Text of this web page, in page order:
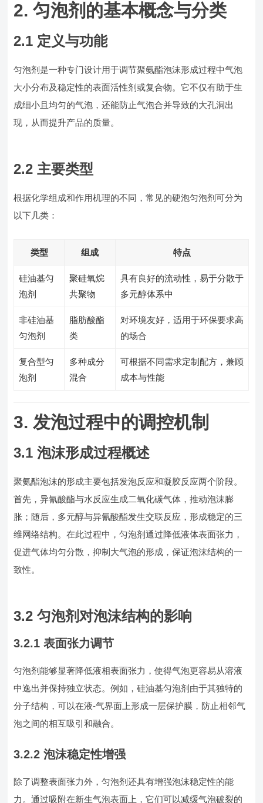
2. 匀泡剂的基本概念与分类
2.1 定义与功能
匀泡剂是一种专门设计用于调节聚氨酯泡沫形成过程中气泡
大小分布及稳定性的表面活性剂或复合物。它不仅有助于生
成细小且均匀的气泡，还能防止气泡合并导致的大孔洞出
现，从而提升产品的质量。
2.2 主要类型
根据化学组成和作用机理的不同，常见的硬泡匀泡剂可分为
以下几类：
类型 组成 特点
硅油基匀
泡剂
聚硅氧烷
共聚物
具有良好的流动性，易于分散于
多元醇体系中
非硅油基
匀泡剂
脂肪酸酯
类
对环境友好，适用于环保要求高
的场合
复合型匀
泡剂
多种成分
混合
可根据不同需求定制配方，兼顾
成本与性能
3. 发泡过程中的调控机制
3.1 泡沫形成过程概述
聚氨酯泡沫的形成主要包括发泡反应和凝胶反应两个阶段。
首先，异氰酸酯与水反应生成二氧化碳气体，推动泡沫膨
胀；随后，多元醇与异氰酸酯发生交联反应，形成稳定的三
维网络结构。在此过程中，匀泡剂通过降低液体表面张力，
促进气体均匀分散，抑制大气泡的形成，保证泡沫结构的一
致性。
3.2 匀泡剂对泡沫结构的影响
3.2.1 表面张力调节
匀泡剂能够显著降低液相表面张力，使得气泡更容易从溶液
中逸出并保持独立状态。例如，硅油基匀泡剂由于其独特的
分子结构，可以在液-气界面上形成一层保护膜，防止相邻气
泡之间的相互吸引和融合。
3.2.2 泡沫稳定性增强
除了调整表面张力外，匀泡剂还具有增强泡沫稳定性的能
力。通过吸附在新生气泡表面上，它们可以减缓气泡破裂的